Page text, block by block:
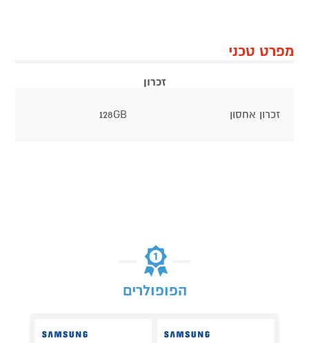
מפרט טכני
זכרון
זכרון אחסון 128GB
הפופולרים